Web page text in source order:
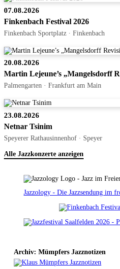
07.08.2026
Finkenbach Festival 2026
Finkenbach Sportplatz · Finkenbach
20.08.2026
Martin Lejeune’s „Mangelsdorff
Palmengarten · Frankfurt am Main
23.08.2026
Netnar Tsinim
Speyerer Rathausinnenhof · Speyer
Alle Jazzkonzerte anzeigen
Jazzology - Die Jazzsendung im
Archiv: Mümpfers Jazznotizen